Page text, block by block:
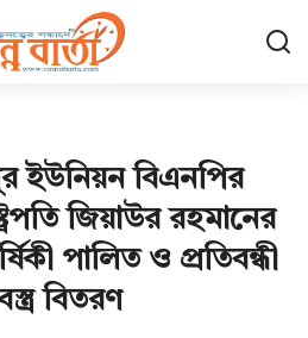
ইউনিয়ন বিএনপির
জিয়াউর রহমানের
পালিত ও প্রতিবন্ধী
বিতরণ